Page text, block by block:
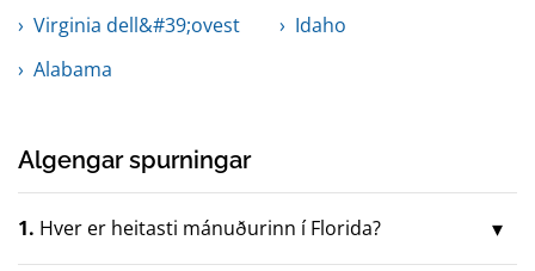
Virginia dell&#39;ovest
Idaho
Alabama
Algengar spurningar
1. Hver er heitasti mánuðurinn í Florida?